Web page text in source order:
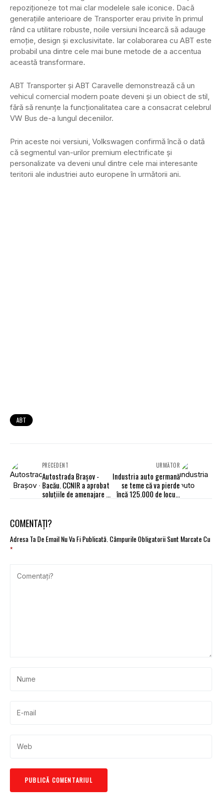
repoziționeze tot mai clar modelele sale iconice. Dacă
generațiile anterioare de Transporter erau privite în primul
rând ca utilitare robuste, noile versiuni încearcă să adauge
emoție, design și exclusivitate. Iar colaborarea cu ABT este
probabil una dintre cele mai bune metode de a accentua
această transformare.
ABT Transporter și ABT Caravelle demonstrează că un
vehicul comercial modern poate deveni și un obiect de stil,
fără să renunțe la funcționalitatea care a consacrat celebrul
VW Bus de-a lungul deceniilor.
Prin aceste noi versiuni, Volkswagen confirmă încă o dată
că segmentul van-urilor premium electrificate și
personalizate va deveni unul dintre cele mai interesante
teritorii ale industriei auto europene în următorii ani.
ABT
PRECEDENT
Autostrada Brașov -
Bacău. CCNIR a aprobat
soluțiile de amenajare a
șoselei rapide
URMĂTOR
Industria auto germană
se teme că va pierde
încă 125.000 de locuri
COMENTAȚI?
Adresa Ta De Email Nu Va Fi Publicată.Câmpurile Obligatorii Sunt Marcate Cu
*